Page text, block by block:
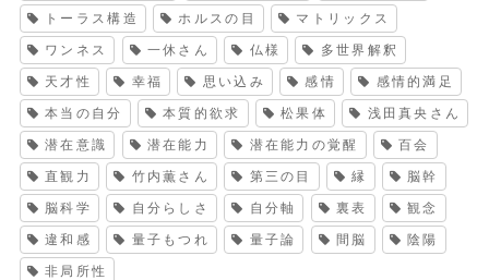
トーラス構造 ホルスの目 マトリックス
ワンネス 一休さん 仏様 多世界解釈
天才性 幸福 思い込み 感情 感情的満足
本当の自分 本質的欲求 松果体 浅田真央さん
潜在意識 潜在能力 潜在能力の覚醒 百会
直観力 竹内薫さん 第三の目 縁 脳幹
脳科学 自分らしさ 自分軸 裏表 観念
違和感 量子もつれ 量子論 間脳 陰陽
非局所性